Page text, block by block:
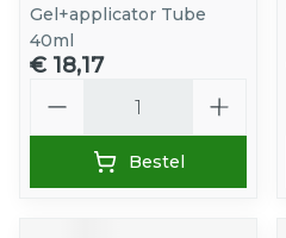
Gel+applicator Tube
40ml
€ 18,17
Bestel